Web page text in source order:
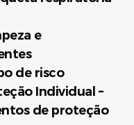
e
de risco
Individual –
de proteção